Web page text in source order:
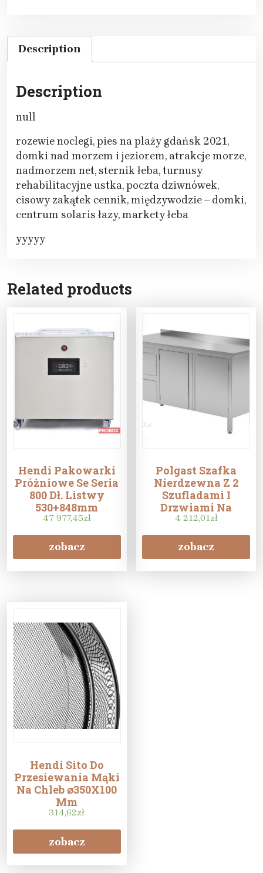
Description
Description
null
rozewie noclegi, pies na plaży gdańsk 2021,
domki nad morzem i jeziorem, atrakcje morze,
nadmorzem net, sternik łeba, turnusy
rehabilitacyjne ustka, poczta dziwnówek,
cisowy zakątek cennik, międzywodzie – domki,
centrum solaris łazy, markety łeba
yyyyy
Related products
Hendi Pakowarki
Próżniowe Se Seria
800 Dł. Listwy
530+848mm
47 977,45zł
zobacz
Polgast Szafka
Nierdzewna Z 2
Szufladami I
Drzwiami Na
Zawiasach
1900X700X850
4 212,01zł
zobacz
Hendi Sito Do
Przesiewania Mąki
Na Chleb ⌀350X100
Mm
314,62zł
zobacz